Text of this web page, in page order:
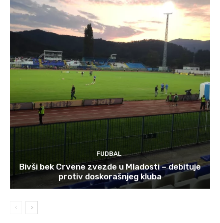
FUDBAL
Bivši bek Crvene zvezde u Mladosti – debituje
protiv doskorašnjeg kluba